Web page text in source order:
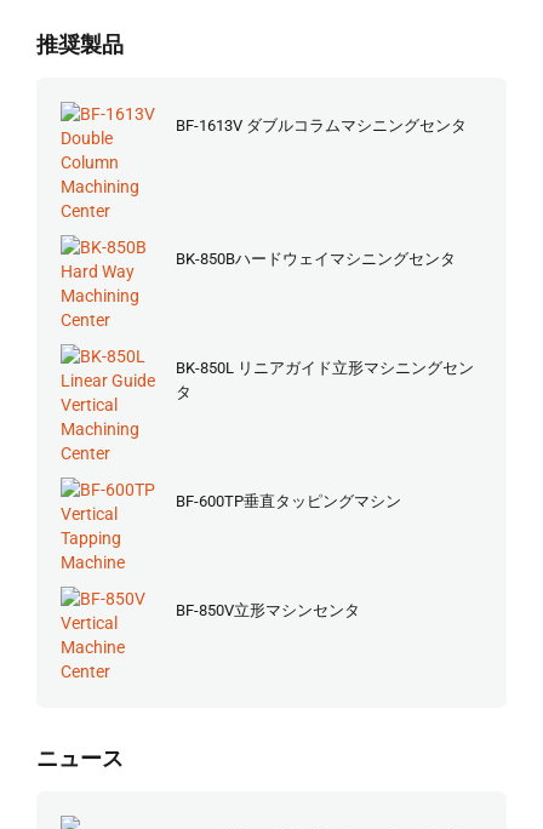
推奨製品
BF-1613V ダブルコラムマシニングセンタ
BK-850Bハードウェイマシニングセンタ
BK-850L リニアガイド立形マシニングセン
タ
BF-600TP垂直タッピングマシン
BF-850V立形マシンセンタ
ニュース